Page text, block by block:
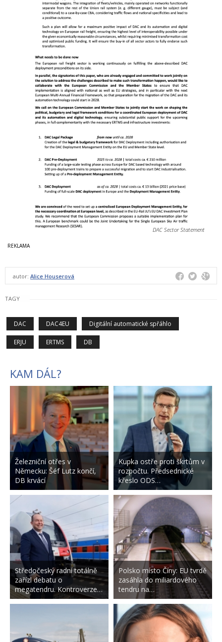
DAC Sector Statement
autor: Alice Houserová
TAGY
DAC DAC4EU Digitální automatické spřáhlo
ERJU ERTMS DB
KAM DÁL?
Železniční otřes v
Německu: Šéf Lutz končí,
DB krvácí
Středočeský radní totálně
zařízl debatu o
megatendru. Kontroverze…
Kupka ostře proti škrtům v
rozpočtu. Předsednické
křeslo ODS…
Polsko místo Číny: EU tvrdě
zasáhla do miliardového
tendru na…